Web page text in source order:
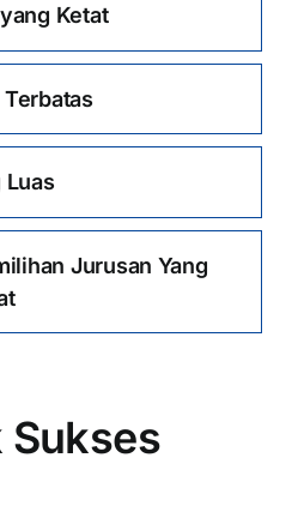
Ketat
Luas
Jurusan Yang